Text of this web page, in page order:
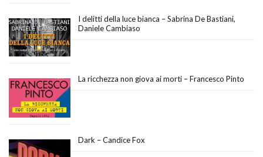
I delitti della luce bianca – Sabrina De Bastiani,
Daniele Cambiaso
La ricchezza non giova ai morti – Francesco Pinto
Dark – Candice Fox